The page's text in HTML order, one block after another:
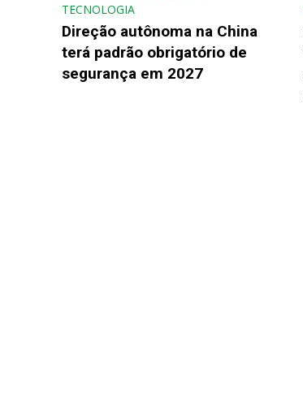
TECNOLOGIA
Direção autônoma na China
terá padrão obrigatório de
segurança em 2027